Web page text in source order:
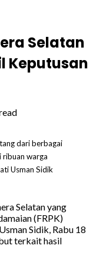
Selatan
Keputusan
dari berbagai
ribuan warga
Usman Sidik
Selatan yang
(FRPK)
Sidik, Rabu 18
terkait hasil